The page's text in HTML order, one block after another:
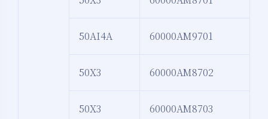
50AI4A 60000AM9701
50X3 60000AM8702
50X3 60000AM8703